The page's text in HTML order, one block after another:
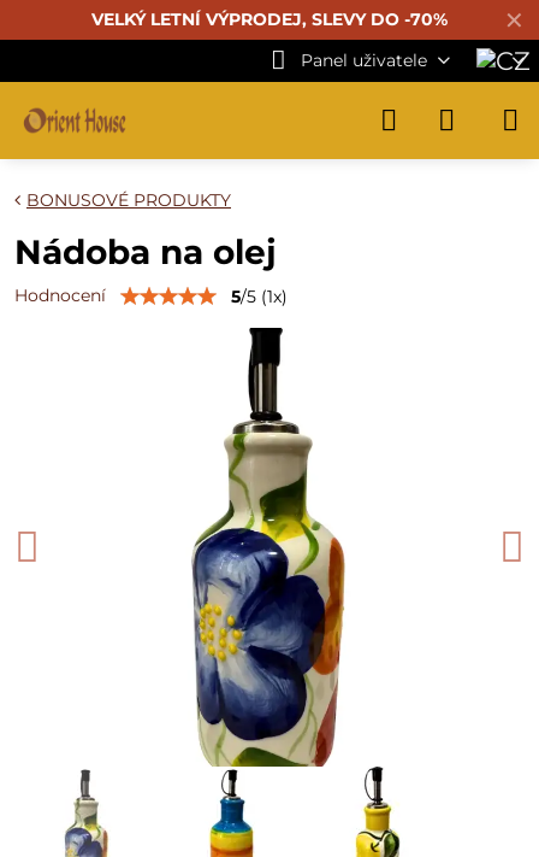
✕
VELKÝ LETNÍ VÝPRODEJ, SLEVY DO -70%
Panel uživatele
BONUSOVÉ PRODUKTY
Nádoba na olej
Hodnocení 5/5 (1x)